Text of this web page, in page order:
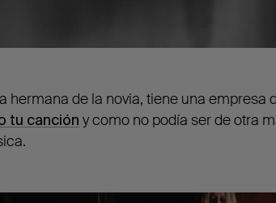
hermana de la novia, tiene una
tu canción y como no podía ser de otra